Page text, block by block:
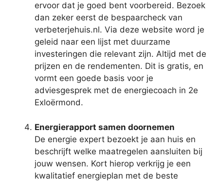
ervoor dat je goed bent voorbereid. Bezoek
dan zeker eerst de bespaarcheck van
verbeterjehuis.nl. Via deze website word je
geleid naar een lijst met duurzame
investeringen die relevant zijn. Altijd met de
prijzen en de rendementen. Dit is gratis, en
vormt een goede basis voor je
adviesgesprek met de energiecoach in 2e
Exloërmond.
Energierapport samen doornemen
De energie expert bezoekt je aan huis en
beschrijft welke maatregelen aansluiten bij
jouw wensen. Kort hierop verkrijg je een
kwalitatief energieplan met de beste